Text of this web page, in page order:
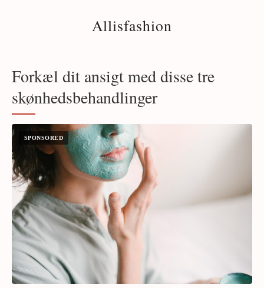
Allisfashion
Forkæl dit ansigt med disse tre
skønhedsbehandlinger